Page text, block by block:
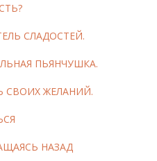
СЛАДОСТЕЙ.
ПЬЯНЧУШКА.
СВОИХ ЖЕЛАНИЙ.
НАЗАД